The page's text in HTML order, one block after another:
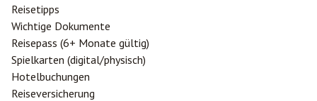
Reisetipps
Wichtige Dokumente
Reisepass (6+ Monate gültig)
Spielkarten (digital/physisch)
Hotelbuchungen
Reiseversicherung